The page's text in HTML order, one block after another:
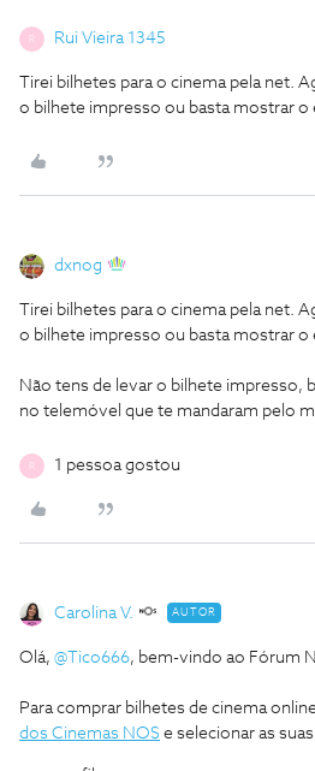
R Rui Vieira 1345
Tirei bilhetes para o cinema pela net.
o bilhete impresso ou basta mostrar o
dxnog
Tirei bilhetes para o cinema pela net.
o bilhete impresso ou basta mostrar o
Não tens de levar o bilhete impresso,
no telemóvel que te mandaram pelo
R 1 pessoa gostou
Carolina V. AUTOR
Olá, @Tico666, bem-vindo ao Fórum
Para comprar bilhetes de cinema
dos Cinemas NOS e selecionar as